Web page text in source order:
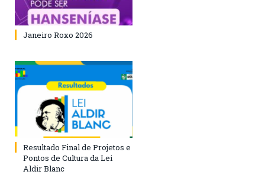
Janeiro Roxo 2026
Resultado Final de Projetos e
Pontos de Cultura da Lei
Aldir Blanc